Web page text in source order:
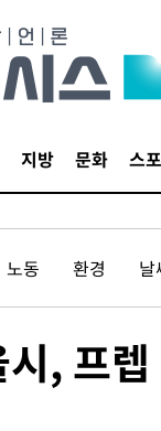
지방 문화 스
노동 환경 날
, 프렙